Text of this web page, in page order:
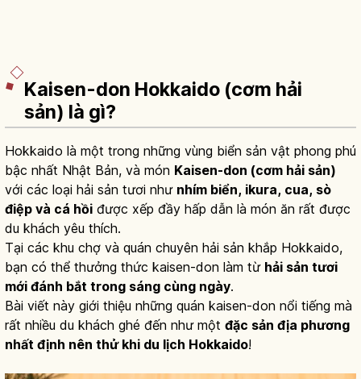
Kaisen-don Hokkaido (cơm hải
sản) là gì?
Hokkaido là một trong những vùng biển sản vật phong phú
bậc nhất Nhật Bản, và món Kaisen-don (cơm hải sản)
với các loại hải sản tươi như nhím biển, ikura, cua, sò
điệp và cá hồi được xếp đầy hấp dẫn là món ăn rất được
du khách yêu thích.
Tại các khu chợ và quán chuyên hải sản khắp Hokkaido,
bạn có thể thưởng thức kaisen-don làm từ hải sản tươi
mới đánh bắt trong sáng cùng ngày.
Bài viết này giới thiệu những quán kaisen-don nổi tiếng mà
rất nhiều du khách ghé đến như một đặc sản địa phương
nhất định nên thử khi du lịch Hokkaido!